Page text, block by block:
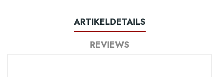
ARTIKELDETAILS
REVIEWS